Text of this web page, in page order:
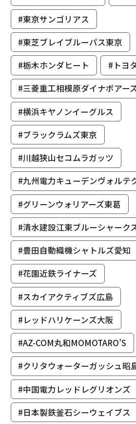
#東京サンゴリアス
#東芝ブレイブルーパス東京
#栃木ホンダヒート
#トヨ
#三菱重工相模原ダイナボアー
#横浜キヤノンイーグルス
#ブラックラムズ東京
#川越狭山セコムラガッツ
#九州電力キューデンヴォルテ
#グリーンウォリアーズ東葛
#清水建設江東ブルーシャーク
#豊田自動織機シャトルズ愛知
#花園近鉄ライナーズ
#スカイアクティブズ広島
#レッドハリケーンズ大阪
#AZ-COM丸和MOMOTARO’S
#クリタウォーターガッシュ昭
#中国電力レッドレグリオンズ
#日本製鉄釜石シーウェイブス